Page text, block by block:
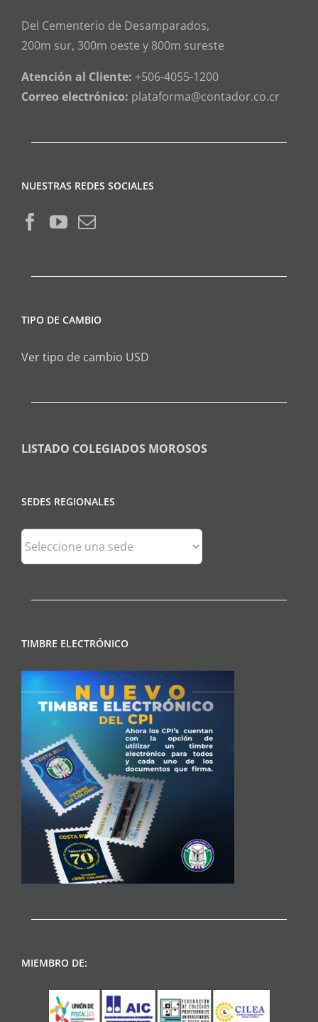
Del Cementerio de Desamparados,
200m sur, 300m oeste y 800m sureste
Atención al Cliente: +506-4055-1200
Correo electrónico: plataforma@contador.co.cr
NUESTRAS REDES SOCIALES
TIPO DE CAMBIO
Ver tipo de cambio USD
LISTADO COLEGIADOS MOROSOS
SEDES REGIONALES
Sedes
Regionales
TIMBRE ELECTRÓNICO
MIEMBRO DE: